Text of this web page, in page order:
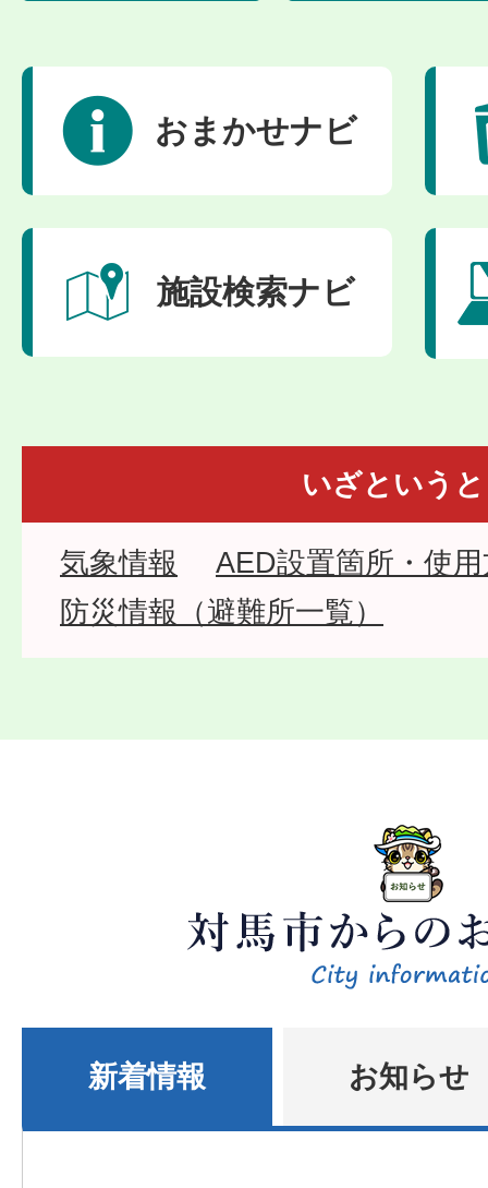
おまかせナビ
施設検索ナビ
いざという
気象情報
AED設置箇所・使
防災情報（避難所一覧）
新着情報 お知らせ